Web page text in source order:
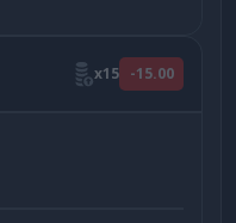
x15 -15.00